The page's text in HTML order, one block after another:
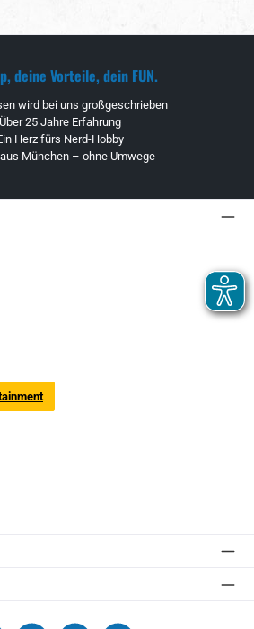
deine Vorteile, dein FUN.
wird bei uns großgeschrieben
25 Jahre Erfahrung
Herz fürs Nerd-Hobby
München – ohne Umwege